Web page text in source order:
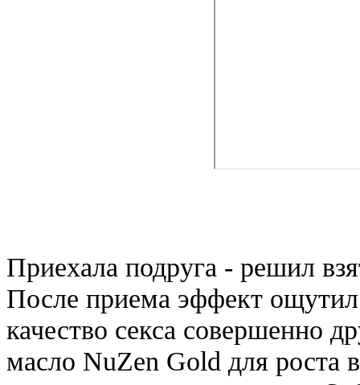
Приехала подруга - решил
После приема эффект
качество секса совершенно
масло NuZen Gold для роста